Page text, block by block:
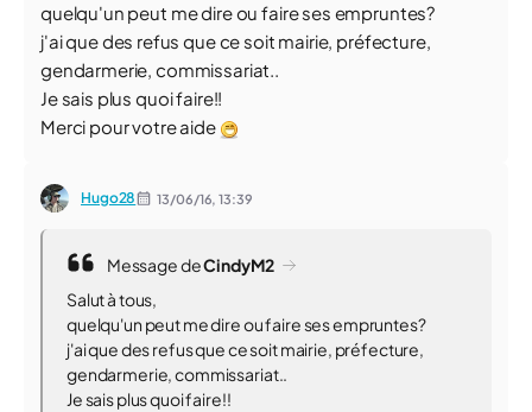
quelqu'un peut me dire ou faire ses empruntes?
j'ai que des refus que ce soit mairie, préfecture,
gendarmerie, commissariat..
Je sais plus quoi faire!!
Merci pour votre aide
Hugo28 13/06/16,13:39
Message deCindyM2
Salut à tous,
quelqu'un peut me dire ou faire ses empruntes?
j'ai que des refus que ce soit mairie, préfecture,
gendarmerie, commissariat..
Je sais plus quoi faire!!